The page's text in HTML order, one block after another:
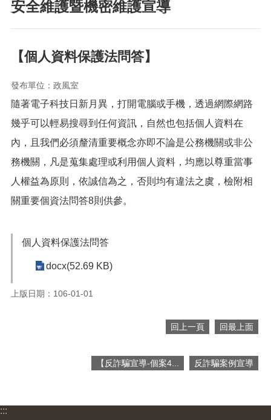
通
訊
業
務
資
訊
便
服
務
府
開
安全維護暨機密維護宣導
【個人資料保護法問答】
發布單位：政風室
隨著電子科技日新月異，打開電腦或手機，透過網際網路
幾乎可以輕易搜尋到任何資訊，自然也包括個人資料在
內，且我們必須釐清重要概念亦即不論是公務機關或非公
務機關，凡是蒐集處理或利用個人資料，均應以尊重當事
人權益為原則，依誠信為之，否則均有違法之虞，檢附相
關重要個資法問答8則供參。
個人資料保護法問答
docx(52.69 KB)
上版日期：106-01-01
回上一頁 回最上面
【反詐騙宣導-個案4... 反詐騙案例宣導
:::